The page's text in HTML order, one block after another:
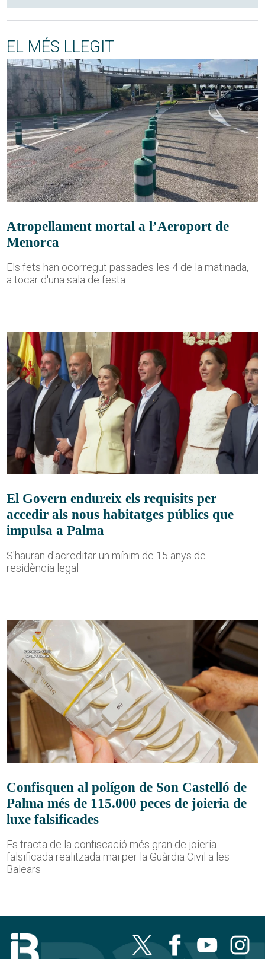
EL MÉS LLEGIT
Atropellament mortal a l’Aeroport de
Menorca
Els fets han ocorregut passades les 4 de la matinada,
a tocar d'una sala de festa
El Govern endureix els requisits per
accedir als nous habitatges públics que
impulsa a Palma
S'hauran d'acreditar un mínim de 15 anys de
residència legal
Confisquen al polígon de Son Castelló de
Palma més de 115.000 peces de joieria de
luxe falsificades
Es tracta de la confiscació més gran de joieria
falsificada realitzada mai per la Guàrdia Civil a les
Balears